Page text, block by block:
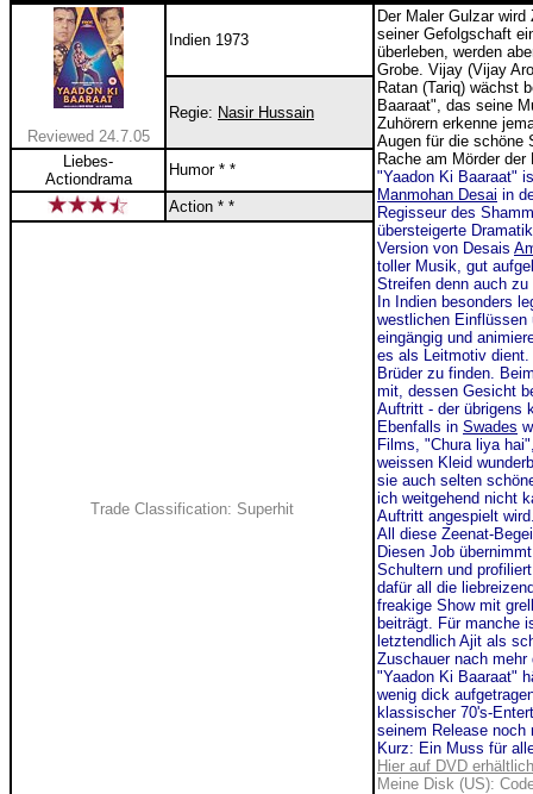
Reviewed 24.7.05
Indien 1973
Der Maler Gulzar
seiner Gefolgschaft
überleben, werden
Grobe. Vijay (Vijay
Ratan (Tariq) wächst
Baaraat", das seine
Zuhörern erkenne
Augen für die schöne
Rache am Mörder der
"Yaadon Ki Baaraat"
Manmohan Desai in
Regisseur des
übersteigerte
Version von Desais
toller Musik, gut
Streifen denn auch
In Indien besonders
westlichen Einflüssen
eingängig und
es als Leitmotiv
Brüder zu finden.
mit, dessen Gesicht
Auftritt - der übrigens
Ebenfalls in Swades
Films, "Chura liya
weissen Kleid
sie auch selten
ich weitgehend nicht
Auftritt angespielt
All diese Zeenat-
Diesen Job
Schultern und
dafür all die
freakige Show mit
beiträgt. Für manche
letztendlich Ajit als
Zuschauer nach
"Yaadon Ki Baaraat"
wenig dick
klassischer 70's-
seinem Release noch
Kurz: Ein Muss für
Hier auf DVD erhältlich
Meine Disk (US):
Regie: Nasir Hussain
Liebes-
Actiondrama
Humor * *
Action * *
Trade Classification: Superhit